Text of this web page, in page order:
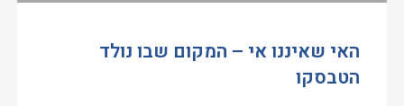
האי שאיננו אי – המקום שבו נולד
הטבסקו